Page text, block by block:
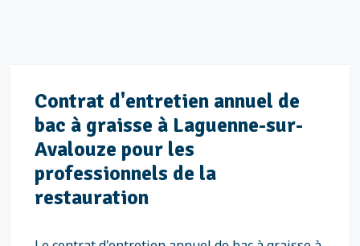
Contrat d'entretien annuel de
bac à graisse à Laguenne-sur-
Avalouze pour les
professionnels de la
restauration